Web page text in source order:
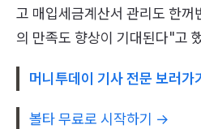
고 매입세금계산서 관리도 한꺼
의 만족도 향상이 기대된다"고
머니투데이 기사 전문 보러가
볼타 무료로 시작하기 →